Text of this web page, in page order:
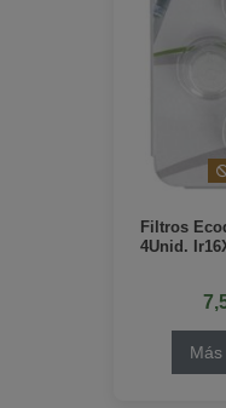
Filtros
4Unid.